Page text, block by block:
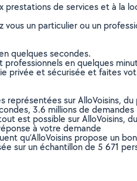
prestations de services et à
un particulier ou un
quelques secondes.
professionnels en quelques
privée et sécurisée et faites
sur AlloVoisins,
3.6 millions de
est possible sur AlloVoisins,
à votre demande
qu’AlloVoisins propose un
sur un échantillon de 5 671